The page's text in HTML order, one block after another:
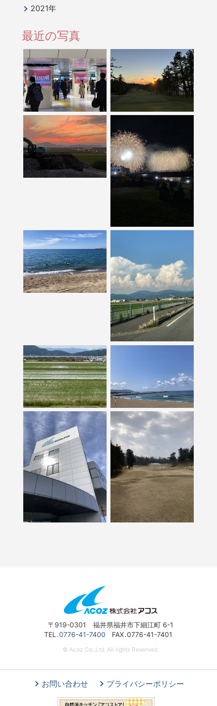
2021年
最近の写真
〒919-0301 福井県福井市下細江町 6-1
TEL
0776-41-7400 FAX 0776-41-7401
© Acoz Co.,Ltd. All rights Reserved.
お問い合わせ プライバシーポリシー